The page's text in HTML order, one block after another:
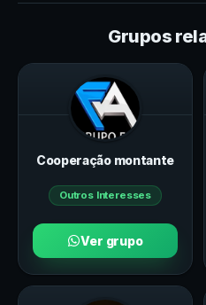
Grupos
Cooperação montante
Outros Interesses
Ver grupo